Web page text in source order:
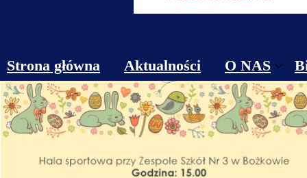
Strona główna Aktualności O NAS
Obiekty
Kontakt
Cennik